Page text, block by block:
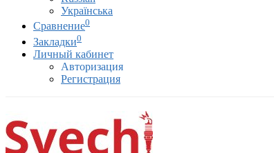
Українська
Сравнение0
Закладки0
Личный кабинет
Авторизация
Регистрация